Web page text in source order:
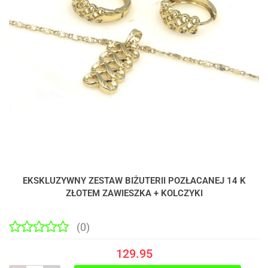
EKSKLUZYWNY ZESTAW BIŻUTERII POZŁACANEJ 14 K
ZŁOTEM ZAWIESZKA + KOLCZYKI
(0)
129.95